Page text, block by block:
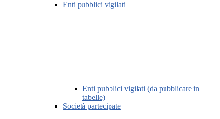
Enti pubblici vigilati
Enti pubblici vigilati (da pubblicare in
tabelle)
Società partecipate